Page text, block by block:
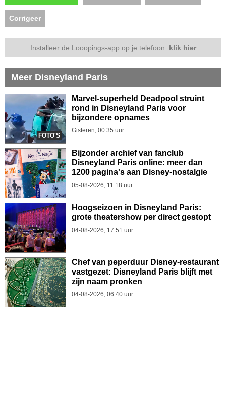
Corrigeer
Installeer de Looopings-app op je telefoon: klik hier
Meer Disneyland Paris
FOTO'S
Marvel-superheld Deadpool struint
rond in Disneyland Paris voor
bijzondere opnames
Gisteren, 00.35 uur
Bijzonder archief van fanclub
Disneyland Paris online: meer dan
1200 pagina's aan Disney-nostalgie
05-08-2026, 11.18 uur
Hoogseizoen in Disneyland Paris:
grote theatershow per direct gestopt
04-08-2026, 17.51 uur
Chef van peperduur Disney-restaurant
vastgezet: Disneyland Paris blijft met
zijn naam pronken
04-08-2026, 06.40 uur